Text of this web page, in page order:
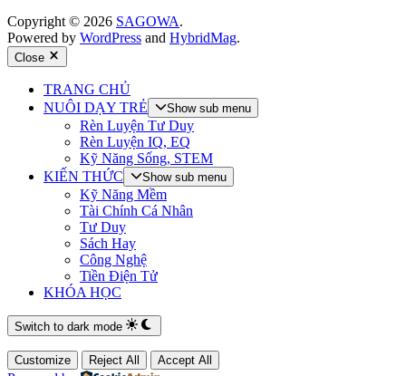
Copyright © 2026 SAGOWA.
Powered by WordPress and HybridMag.
Close
TRANG CHỦ
NUÔI DẠY TRẺ
Show sub menu
Rèn Luyện Tư Duy
Rèn Luyện IQ, EQ
Kỹ Năng Sống, STEM
KIẾN THỨC
Show sub menu
Kỹ Năng Mềm
Tài Chính Cá Nhân
Tư Duy
Sách Hay
Công Nghệ
Tiền Điện Tử
KHÓA HỌC
Switch to dark mode
Customize Reject All Accept All